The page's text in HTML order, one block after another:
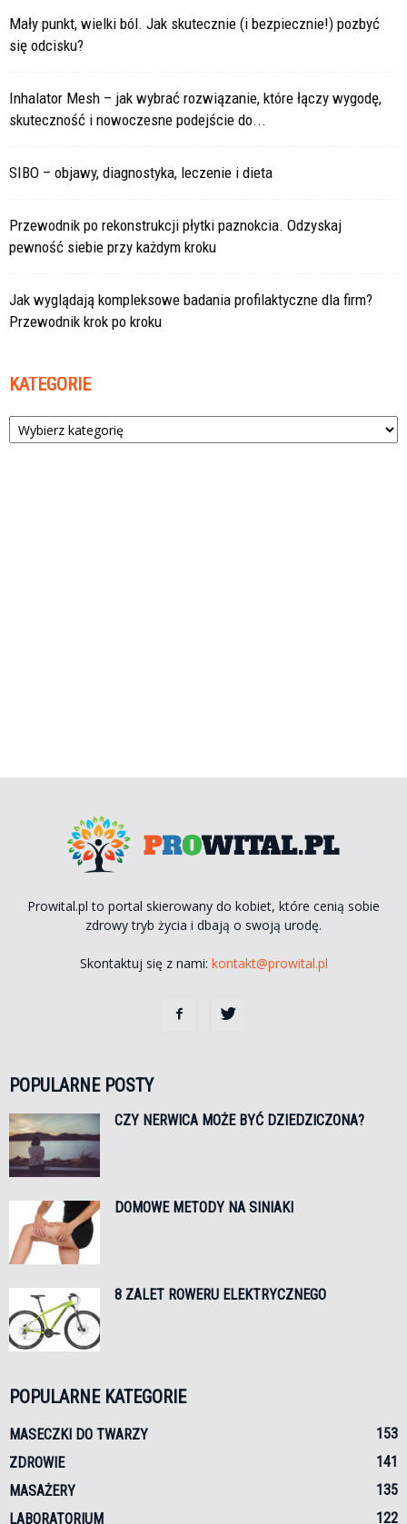
Mały punkt, wielki ból. Jak skutecznie (i bezpiecznie!) pozbyć
się odcisku?
Inhalator Mesh – jak wybrać rozwiązanie, które łączy wygodę,
skuteczność i nowoczesne podejście do...
SIBO – objawy, diagnostyka, leczenie i dieta
Przewodnik po rekonstrukcji płytki paznokcia. Odzyskaj
pewność siebie przy każdym kroku
Jak wyglądają kompleksowe badania profilaktyczne dla firm?
Przewodnik krok po kroku
KATEGORIE
Kategorie
Prowital.pl to portal skierowany do kobiet, które cenią sobie
zdrowy tryb życia i dbają o swoją urodę.
Skontaktuj się z nami: kontakt@prowital.pl
POPULARNE POSTY
CZY NERWICA MOŻE BYĆ DZIEDZICZONA?
DOMOWE METODY NA SINIAKI
8 ZALET ROWERU ELEKTRYCZNEGO
POPULARNE KATEGORIE
MASECZKI DO TWARZY
153
ZDROWIE
141
MASAŻERY
135
LABORATORIUM
122